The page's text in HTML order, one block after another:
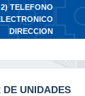
2)TELEFONO
DIRECCION
DE UNIDADES